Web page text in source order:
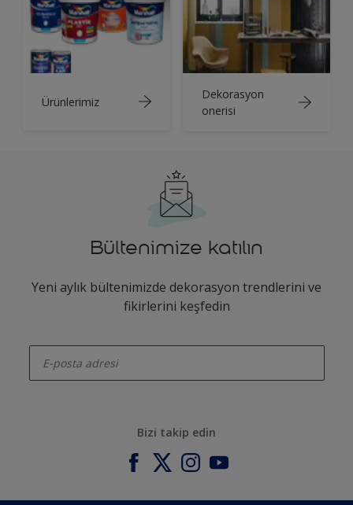
Ürünlerimiz
Dekorasyon
onerisi
Bültenimize katılın
Yeni aylık bültenimizde dekorasyon trendlerini ve
fikirlerini keşfedin
Bizi takip edin